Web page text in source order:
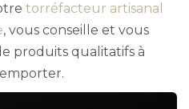
torréfacteur artisanal
, vous conseille et vous
produits qualitatifs à